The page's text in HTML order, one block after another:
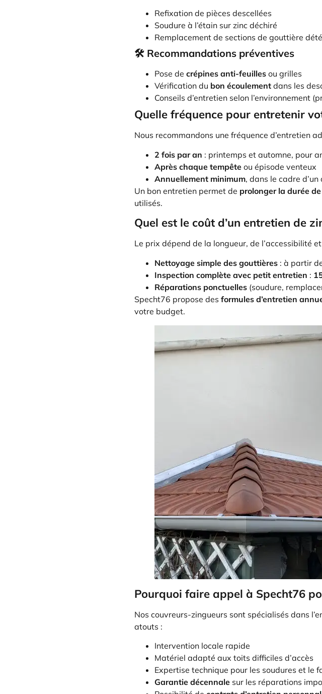
Refixation de pièces descellées
Soudure à l’étain sur zinc déchiré
Remplacement de sections de gouttière
🛠️ Recommandations préventives
Pose de crépines anti-feuilles ou grilles
Vérification du bon écoulement dans les
Conseils d’entretien selon l’environnement
Quelle fréquence pour entretenir
Nous recommandons une fréquence d’entretien
2 fois par an : printemps et automne, pour
Après chaque tempête ou épisode venteux
Annuellement minimum, dans le cadre
Un bon entretien permet de prolonger la durée
utilisés.
Quel est le coût d’un entretien de
Le prix dépend de la longueur, de l’accessibilité
Nettoyage simple des gouttières : à partir
Inspection complète avec petit entretien :
Réparations ponctuelles (soudure,
Specht76 propose des formules d’entretien
votre budget.
Pourquoi faire appel à Specht76
Nos couvreurs-zingueurs sont spécialisés dans
atouts :
Intervention locale rapide
Matériel adapté aux toits difficiles d’accès
Expertise technique pour les soudures et le
Garantie décennale sur les réparations